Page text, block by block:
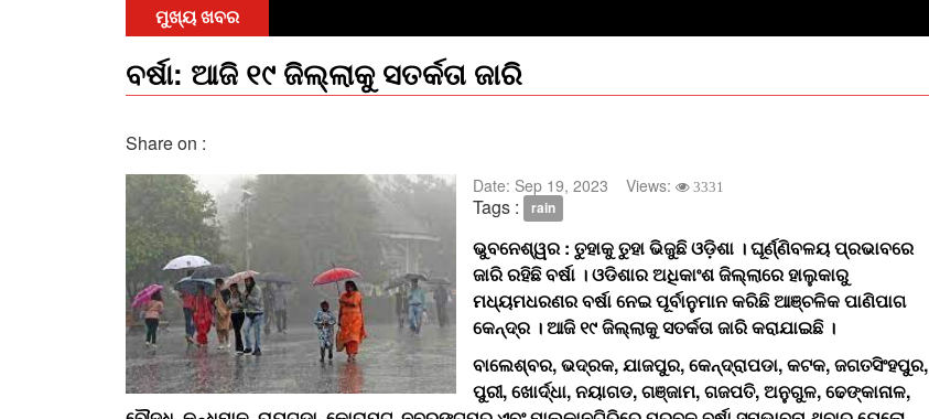
ମୁଖ୍ୟ ଖବର
ବର୍ଷା: ଆଜି ୧୯ ଜିଲ୍ଲାକୁ ସତର୍କତା ଜାରି
Share on :
Date: Sep 19, 2023 Views: 3331
Tags : rain
ଭୁବନେଶ୍ୱର : ତୁହାକୁ ତୁହା ଭିଜୁଛି ଓଡ଼ିଶା । ଘୂର୍ଣ୍ଣିବଳୟ ପ୍ରଭାବରେ
ଜାରି ରହିଛି ବର୍ଷା । ଓଡିଶାର ଅଧିକାଂଶ ଜିଲ୍ଲାରେ ହାଲୁକାରୁ
ମଧ୍ୟମଧରଣର ବର୍ଷା ନେଇ ପୂର୍ବାନୁମାନ କରିଛି ଆଞ୍ଚଳିକ ପାଣିପାଗ
କେନ୍ଦ୍ର । ଆଜି ୧୯ ଜିଲ୍ଲାକୁ ସତର୍କତା ଜାରି କରାଯାଇଛି ।
ବାଲେଶ୍ବର, ଭଦ୍ରକ, ଯାଜପୁର, କେନ୍ଦ୍ରାପଡା, କଟକ, ଜଗତସିଂହପୁର,
ପୁରୀ, ଖୋର୍ଦ୍ଧା, ନୟାଗଡ, ଗଞ୍ଜାମ, ଗଜପତି, ଅନୁଗୁଳ, ଢେଙ୍କାନାଳ,